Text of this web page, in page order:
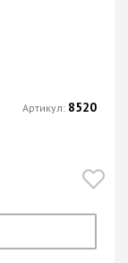
Артикул: 8520